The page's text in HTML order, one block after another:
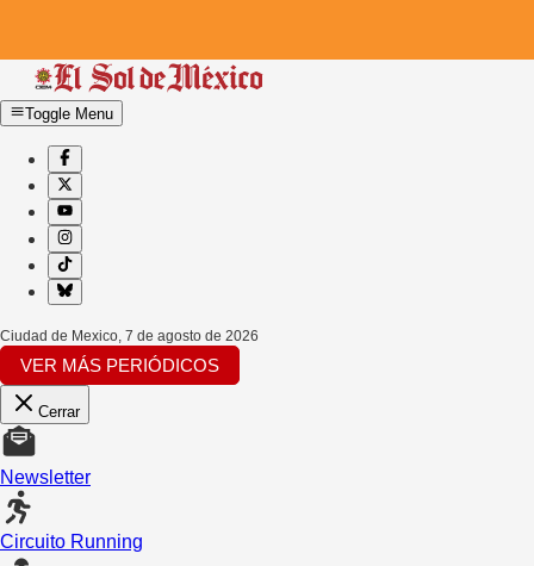
Toggle Menu
Ciudad de Mexico, 7 de agosto de 2026
VER MÁS PERIÓDICOS
Cerrar
Newsletter
Circuito Running